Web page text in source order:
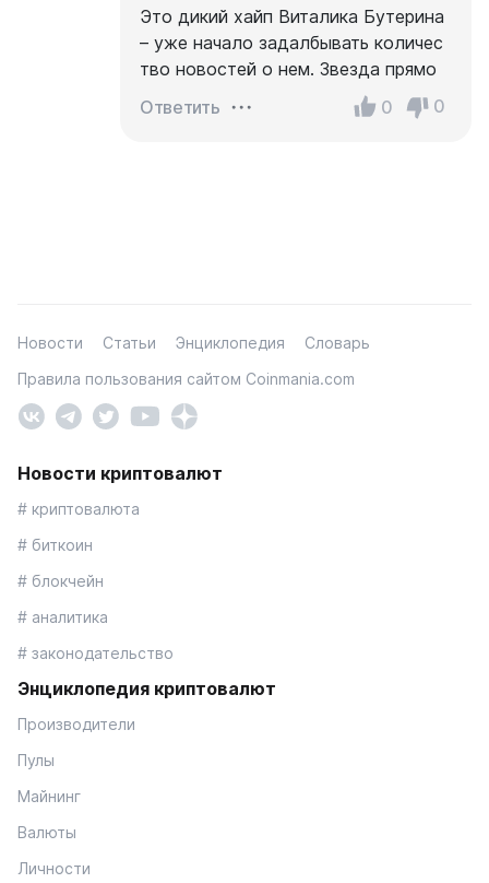
Это дикий хайп Виталика Бутерина
– уже начало задалбывать количес
тво новостей о нем. Звезда прямо
Ответить
0 0
Новости Статьи Энциклопедия
Словарь
Правила пользования сайтом Coinmania.com
Новости криптовалют
# криптовалюта
# биткоин
# блокчейн
# аналитика
# законодательство
Энциклопедия криптовалют
Производители
Пулы
Майнинг
Валюты
Личности